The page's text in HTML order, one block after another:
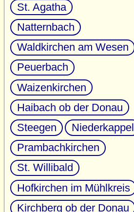
St. Agatha
Natternbach
Waldkirchen am Wesen
Peuerbach
Waizenkirchen
Haibach ob der Donau
Steegen
Niederkappel
Prambachkirchen
St. Willibald
Hofkirchen im Mühlkreis
Kirchberg ob der Donau